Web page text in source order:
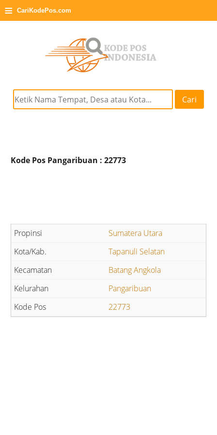
≡ CariKodePos.com
Cari
Kode Pos Pangaribuan : 22773
Sumatera Utara
Tapanuli Selatan
Batang Angkola
Pangaribuan
22773